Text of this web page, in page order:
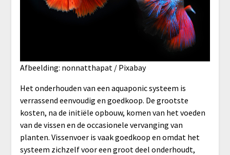
Afbeelding: nonnatthapat / Pixabay
Het onderhouden van een aquaponic systeem is
verrassend eenvoudig en goedkoop. De grootste
kosten, na de initiële opbouw, komen van het voeden
van de vissen en de occasionele vervanging van
planten. Vissenvoer is vaak goedkoop en omdat het
systeem zichzelf voor een groot deel onderhoudt,